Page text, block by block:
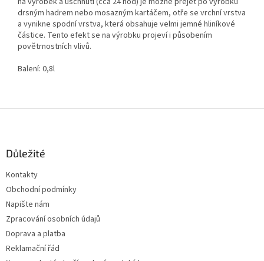
drsným hadrem nebo mosazným kartáčem, otře se vrchní vrstva
a vynikne spodní vrstva, která obsahuje velmi jemné hliníkové
částice. Tento efekt se na výrobku projeví i působením
povětrnostních vlivů.
Balení: 0,8l
Důležité
Kontakty
Obchodní podmínky
Napište nám
Zpracování osobních údajů
Doprava a platba
Reklamační řád